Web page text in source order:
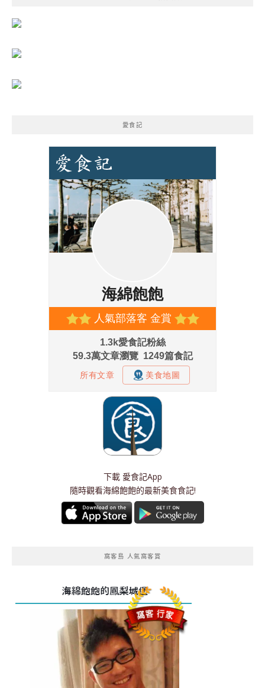
愛食記
下載 愛食記App
隨時觀看海綿飽飽的最新美食食記!
窩客島 人氣窩客賞